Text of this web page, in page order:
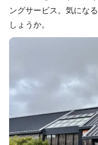
ングサービス。気にな
しょうか。